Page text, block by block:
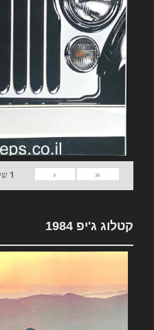
«
‹
1
קטלוג ג'יפ 1984